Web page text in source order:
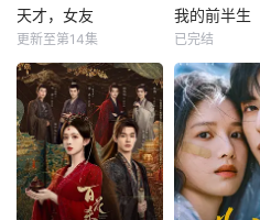
天才，女友
更新至第14集
我的前半生
已完结